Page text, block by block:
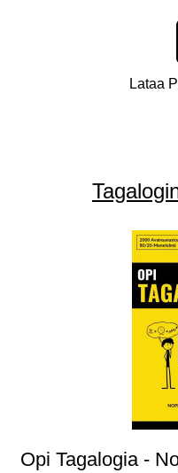
Lataa
Opi Tagalogia -